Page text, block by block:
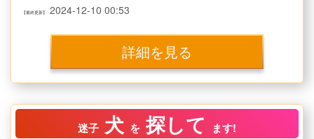
【最終更新】 2024-12-10 00:53
詳細を見る
迷子 犬 を 探して ます!